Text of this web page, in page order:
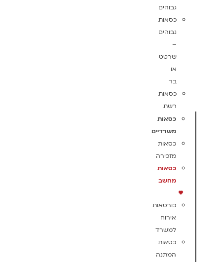
גבוהים
כסאות
גבוהים
–
שרטט
או
בר
כסאות
רשת
כסאות
משרדיים
כסאות
מזכירה
כסאות
מחשב
כורסאות
אירוח
למשרד
כסאות
המתנה